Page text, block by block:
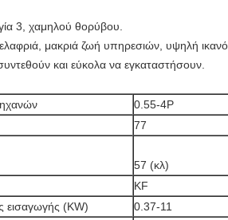
3, χαμηλού θορύβου.
μακριά ζωή υπηρεσιών, υψηλή
και εύκολα να εγκαταστήσουν.
0.55-4P
77
57 (κλ)
KF
εισαγωγής (KW)
0.37-11